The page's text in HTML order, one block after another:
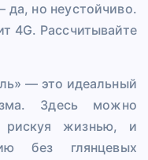
да, но неустойчиво.
4G. Рассчитывайте
— это идеальный
Здесь можно
рискуя жизнью, и
без глянцевых